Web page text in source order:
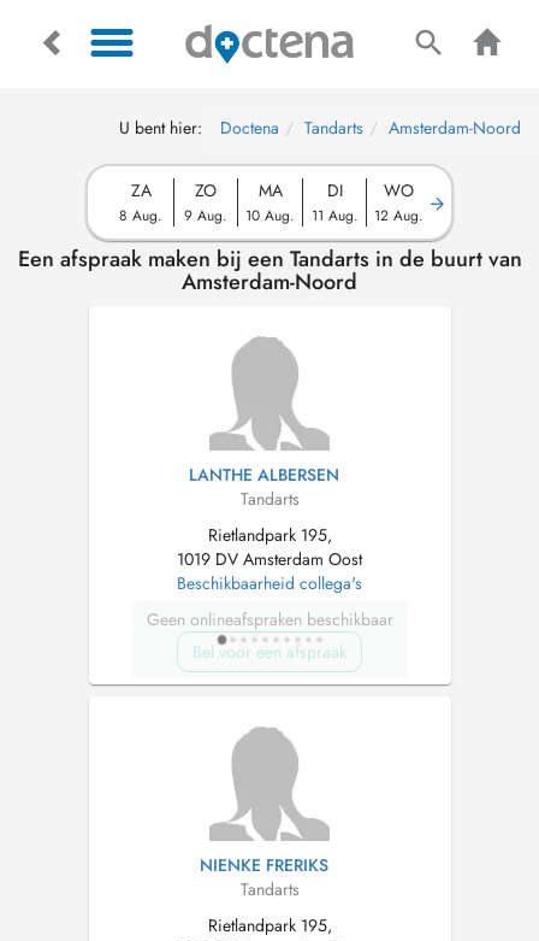
U bent hier: Doctena Tandarts Amsterdam-Noord
ZA
8 Aug.
ZO
9 Aug.
MA
10 Aug.
DI
11 Aug.
WO
12 Aug.
Een afspraak maken bij een Tandarts in de buurt van
Amsterdam-Noord
LANTHE ALBERSEN
Tandarts
Rietlandpark 195,
1019 DV Amsterdam Oost
Beschikbaarheid collega's
Geen onlineafspraken beschikbaar
Bel voor een afspraak
NIENKE FRERIKS
Tandarts
Rietlandpark 195,